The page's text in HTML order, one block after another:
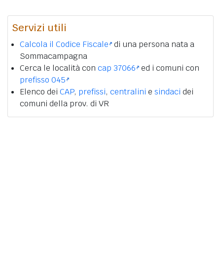
Servizi utili
Calcola il Codice Fiscale di una persona nata a
Sommacampagna
Cerca le località con cap 37066 ed i comuni con
prefisso 045
Elenco dei CAP, prefissi, centralini e sindaci dei
comuni della prov. di VR